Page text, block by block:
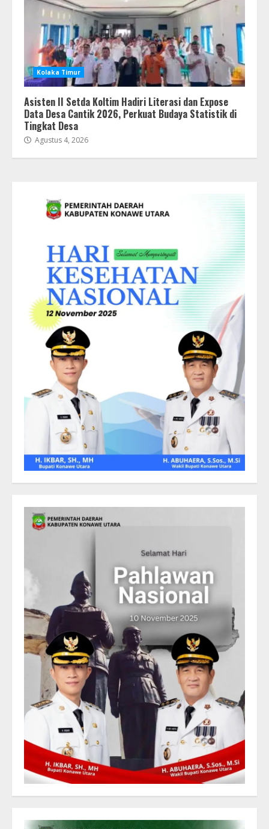
Kolaka Timur
Asisten II Setda Koltim Hadiri Literasi dan Expose
Data Desa Cantik 2026, Perkuat Budaya Statistik di
Tingkat Desa
Agustus 4, 2026